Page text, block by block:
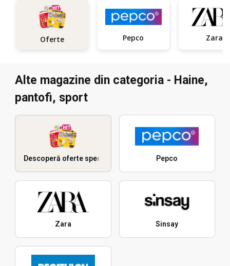
Oferte Pepco Zara
Alte magazine din categoria - Haine,
pantofi, sport
Descoperă oferte speciale Pepco
Zara Sinsay